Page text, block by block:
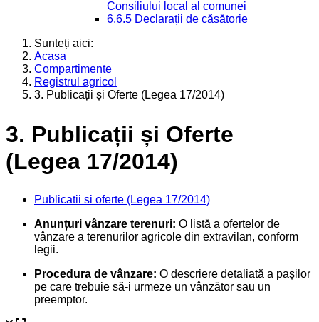
Consiliului local al comunei
6.6.5 Declarații de căsătorie
Sunteți aici:
Acasa
Compartimente
Registrul agricol
3. Publicații și Oferte (Legea 17/2014)
3. Publicații și Oferte
(Legea 17/2014)
Publicatii si oferte (Legea 17/2014)
Anunțuri vânzare terenuri: O listă a ofertelor de
vânzare a terenurilor agricole din extravilan, conform
legii.
Procedura de vânzare: O descriere detaliată a pașilor
pe care trebuie să-i urmeze un vânzător sau un
preemptor.